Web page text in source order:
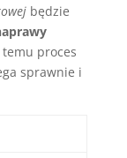
będzie
proces
sprawnie i